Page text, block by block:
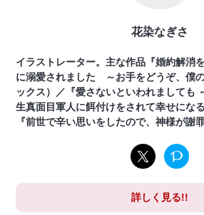
花染なぎさ
イラストレーター。主な作品『婚約解消
に溺愛されました ～お手をどうぞ、僕
ックス）／『愛さないといわれましても
生真面目軍人に餌付けをされて幸せにな
『前世で辛い思いをしたので、神様が謝
詳しく見る!!